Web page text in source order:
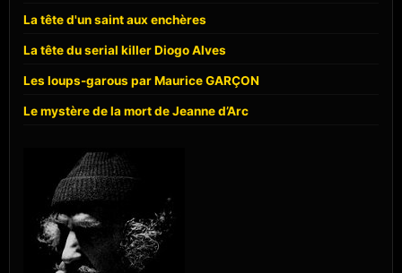
La tête d'un saint aux enchères
La tête du serial killer Diogo Alves
Les loups-garous par Maurice GARÇON
Le mystère de la mort de Jeanne d’Arc